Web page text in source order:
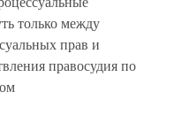
только между
прав и
правосудия по